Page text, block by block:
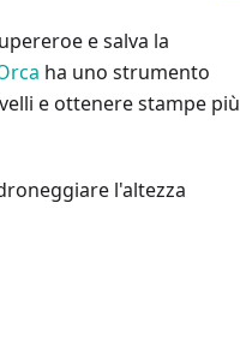
e salva la
ha uno strumento
e ottenere stampe più
l'altezza